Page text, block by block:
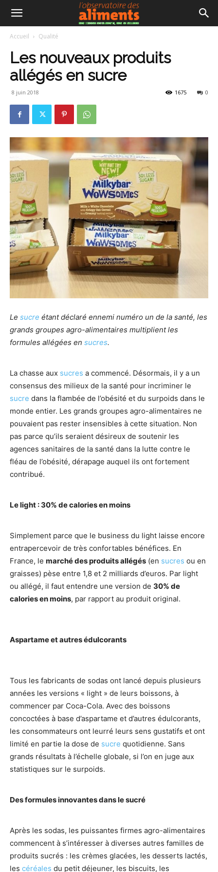
Accueil Qualité
Les nouveaux produits
allégés en sucre
8 juin 2018 0
1675
Le sucre étant déclaré ennemi numéro un de la santé, les
grands groupes agro-alimentaires multiplient les
formules allégées en sucres.
La chasse aux sucres a commencé. Désormais, il y a un
consensus des milieux de la santé pour incriminer le
sucre dans la flambée de l’obésité et du surpoids dans le
monde entier. Les grands groupes agro-alimentaires ne
pouvaient pas rester insensibles à cette situation. Non
pas parce qu’ils seraient désireux de soutenir les
agences sanitaires de la santé dans la lutte contre le
fléau de l’obésité, dérapage auquel ils ont fortement
contribué.
Le light : 30% de calories en moins
Simplement parce que le business du light laisse encore
entrapercevoir de très confortables bénéfices. En
France, le marché des produits allégés (en sucres ou en
graisses) pèse entre 1,8 et 2 milliards d’euros. Par light
ou allégé, il faut entendre une version de 30% de
calories en moins, par rapport au produit original.
Aspartame et autres édulcorants
Tous les fabricants de sodas ont lancé depuis plusieurs
années les versions « light » de leurs boissons, à
commencer par Coca-Cola. Avec des boissons
concoctées à base d’aspartame et d’autres édulcorants,
les consommateurs ont leurré leurs sens gustatifs et ont
limité en partie la dose de sucre quotidienne. Sans
grands résultats à l’échelle globale, si l’on en juge aux
statistiques sur le surpoids.
Des formules innovantes dans le sucré
Après les sodas, les puissantes firmes agro-alimentaires
commencent à s’intéresser à diverses autres familles de
produits sucrés : les crèmes glacées, les desserts lactés,
les céréales du petit déjeuner, les biscuits, les